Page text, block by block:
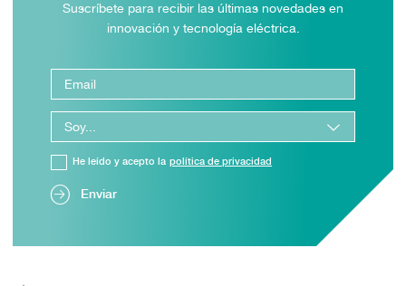
Suscríbete para recibir las últimas novedades en
innovación y tecnología eléctrica.
Enviar
He leído y acepto la política de privacidad